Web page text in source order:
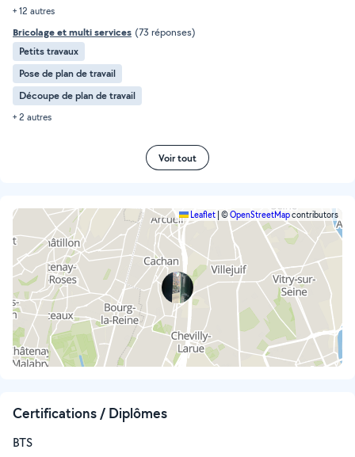
+ 12 autres
Bricolage et multi services (73 réponses)
Petits travaux
Pose de plan de travail
Découpe de plan de travail
+ 2 autres
Voir tout
Leaflet ©OpenStreetMapcontributors
Certifications / Diplômes
BTS